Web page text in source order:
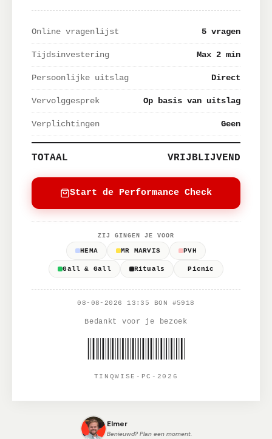
Online vragenlijst 5 vragen
Tijdsinvestering Max 2 min
Persoonlijke uitslag Direct
Vervolggesprek Op basis van uitslag
Verplichtingen Geen
TOTAAL VRIJBLIJVEND
Start de Performance Check
ZIJ GINGEN JE VOOR
HEMA MR MARVIS PVH
Gall & Gall Rituals Picnic
08-08-2026 13:35 BON #5918
Bedankt voor je bezoek
TINQWISE-PC-2026
Elmer
Benieuwd? Plan een moment.